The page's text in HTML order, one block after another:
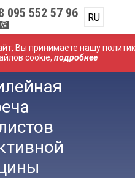
Вы принимаете нашу
cookie, подробнее
095 552 57 96 RU